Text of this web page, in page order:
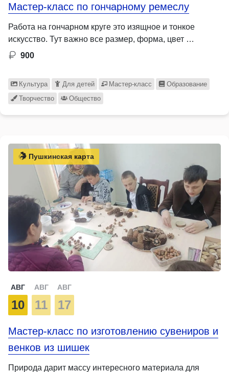
Мастер-класс по гончарному ремеслу
Работа на гончарном круге это изящное и тонкое
искусство. Тут важно все размер, форма, цвет …
900
Культура Для детей Мастер-класс
Образование
Творчество
Общество
Пушкинская карта
АВГ
10
АВГ
11
АВГ
17
Мастер-класс по изготовлению сувениров и
венков из шишек
Природа дарит массу интересного материала для